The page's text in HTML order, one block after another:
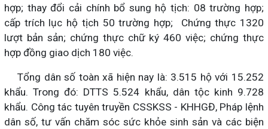
hợp; thay đổi cải chính bổ sung hộ tịch: 08 trường hợp;
cấp trích lục hộ tịch 50 trường hợp; Chứng thực 1320
lượt bản sản; chứng thực chữ ký 460 việc; chứng thực
hợp đồng giao dịch 180 việc.
Tổng dân số toàn xã hiện nay là: 3.515 hộ với 15.252
khẩu. Trong đó: DTTS 5.524 khẩu, dân tộc kinh 9.728
khẩu. Công tác tuyên truyền CSSKSS - KHHGĐ, Pháp lệnh
dân số, tư vấn chăm sóc sức khỏe sinh sản và các biện